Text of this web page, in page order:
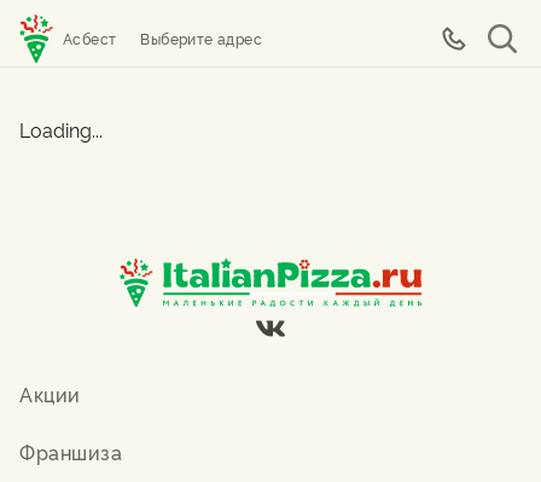
Асбест Выберите адрес
Loading...
Акции
Франшиза